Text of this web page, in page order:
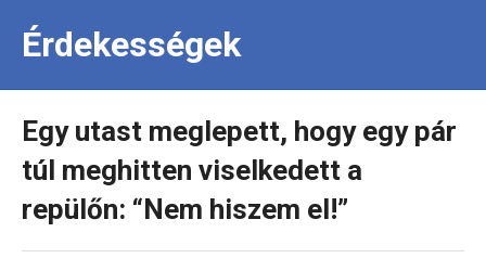
Érdekességek
Egy utast meglepett, hogy egy pár
túl meghitten viselkedett a
repülőn: “Nem hiszem el!”